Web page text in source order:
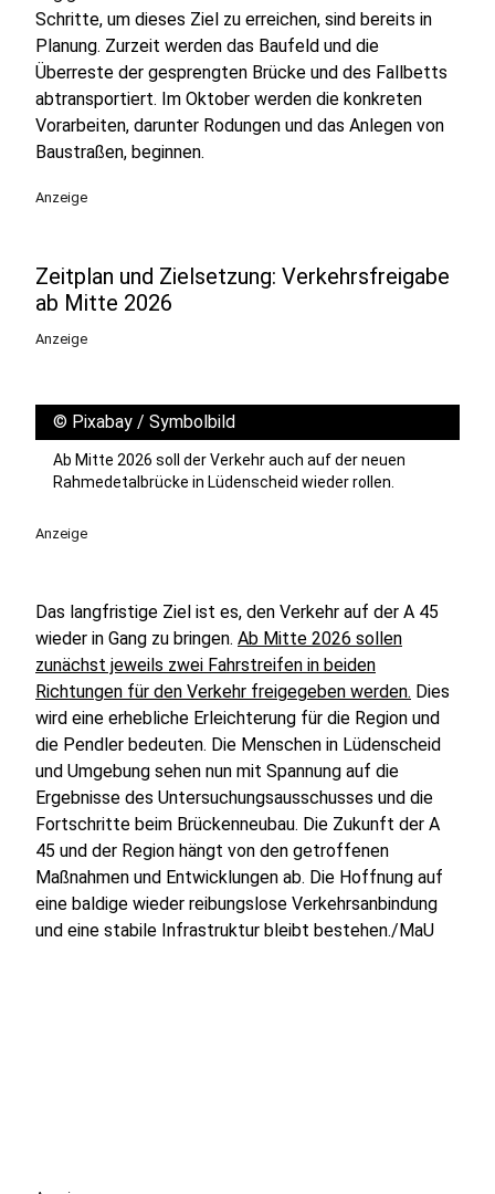
Schritte, um dieses Ziel zu erreichen, sind bereits in
Planung. Zurzeit werden das Baufeld und die
Überreste der gesprengten Brücke und des Fallbetts
abtransportiert. Im Oktober werden die konkreten
Vorarbeiten, darunter Rodungen und das Anlegen von
Baustraßen, beginnen.
Anzeige
Zeitplan und Zielsetzung: Verkehrsfreigabe
ab Mitte 2026
Anzeige
© Pixabay / Symbolbild
Ab Mitte 2026 soll der Verkehr auch auf der neuen
Rahmedetalbrücke in Lüdenscheid wieder rollen.
Anzeige
Das langfristige Ziel ist es, den Verkehr auf der A 45
wieder in Gang zu bringen. Ab Mitte 2026 sollen
zunächst jeweils zwei Fahrstreifen in beiden
Richtungen für den Verkehr freigegeben werden. Dies
wird eine erhebliche Erleichterung für die Region und
die Pendler bedeuten. Die Menschen in Lüdenscheid
und Umgebung sehen nun mit Spannung auf die
Ergebnisse des Untersuchungsausschusses und die
Fortschritte beim Brückenneubau. Die Zukunft der A
45 und der Region hängt von den getroffenen
Maßnahmen und Entwicklungen ab. Die Hoffnung auf
eine baldige wieder reibungslose Verkehrsanbindung
und eine stabile Infrastruktur bleibt bestehen./MaU